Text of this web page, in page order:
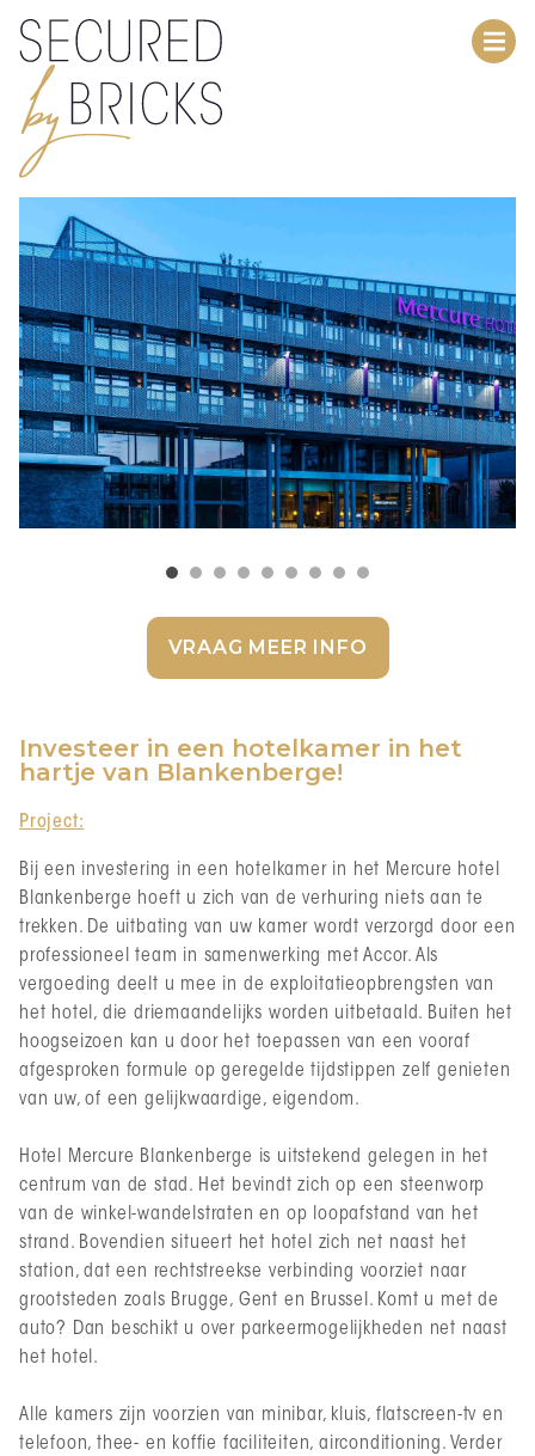
VRAAG MEER INFO
Investeer in een hotelkamer in het
hartje van Blankenberge!
Project:
Bij een investering in een hotelkamer in het Mercure hotel
Blankenberge hoeft u zich van de verhuring niets aan te
trekken. De uitbating van uw kamer wordt verzorgd door een
professioneel team in samenwerking met Accor. Als
vergoeding deelt u mee in de exploitatieopbrengsten van
het hotel, die driemaandelijks worden uitbetaald. Buiten het
hoogseizoen kan u door het toepassen van een vooraf
afgesproken formule op geregelde tijdstippen zelf genieten
van uw, of een gelijkwaardige, eigendom.
Hotel Mercure Blankenberge is uitstekend gelegen in het
centrum van de stad. Het bevindt zich op een steenworp
van de winkel-wandelstraten en op loopafstand van het
strand. Bovendien situeert het hotel zich net naast het
station, dat een rechtstreekse verbinding voorziet naar
grootsteden zoals Brugge, Gent en Brussel. Komt u met de
auto? Dan beschikt u over parkeermogelijkheden net naast
het hotel.
Alle kamers zijn voorzien van minibar, kluis, flatscreen-tv en
telefoon, thee- en koffie faciliteiten, airconditioning. Verder